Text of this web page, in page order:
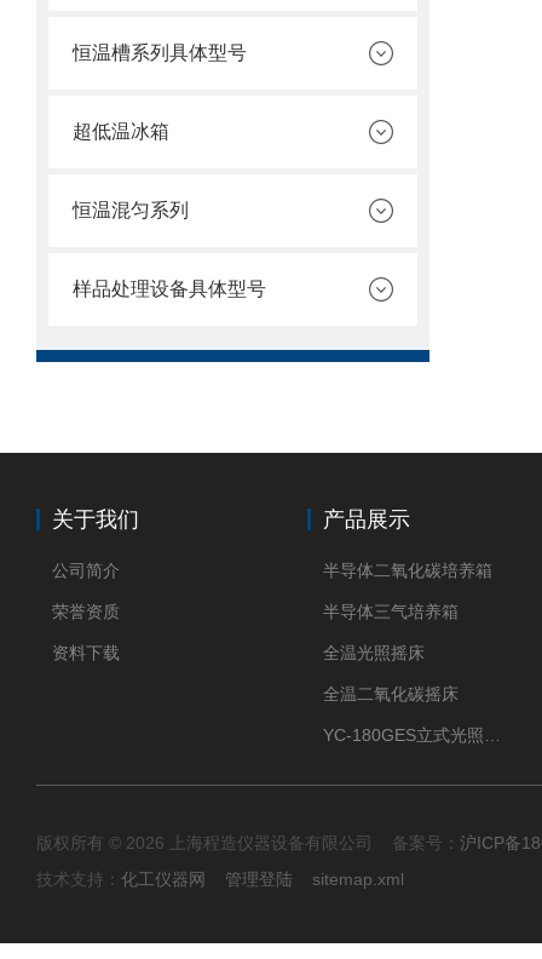
恒温槽系列具体型号
超低温冰箱
恒温混匀系列
样品处理设备具体型号
关于我们
公司简介
荣誉资质
资料下载
产品展示
半导体二氧化碳培养箱
半导体三气培养箱
全温光照摇床
全温二氧化碳摇床
版权所有 © 2026 上海程造仪器设备有限公司 备案号： 沪ICP备
技术支持： 化工仪器网 管理登陆 sitemap.xml